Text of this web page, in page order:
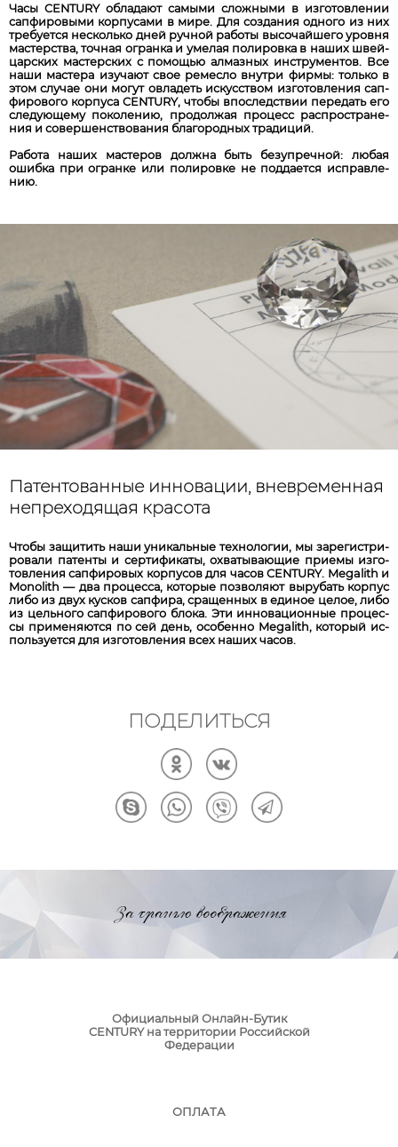
Ча­сы CENTURY об­ла­да­ют са­мы­ми слож­ны­ми в из­го­тов­ле­нии
сап­фи­ро­вы­ми кор­пу­са­ми в ми­ре. Для соз­да­ния од­но­го из них
тре­бу­ет­ся нес­коль­ко дней руч­ной ра­бо­ты вы­со­чай­ше­го уров­ня
мас­тер­ства, точ­ная ог­ран­ка и умел­ая по­ли­ров­ка в на­ших швей­
царс­ких мас­тер­ских с по­мо­щью ал­маз­ных ин­стру­мен­тов. Все
на­ши мас­те­ра изу­ча­ют свое ре­ме­сло внут­ри фир­мы: толь­ко в
этом слу­чае они мо­гут ов­ла­деть ис­кус­ством из­го­тов­ле­ния сап­
фи­ро­во­го кор­пу­са CENTURY, что­бы впос­ледст­вии пе­ре­дать его
сле­дую­ще­му по­ко­ле­нию, про­долж­ая про­цесс рас­про­стра­не­
ния и со­вер­шенст­во­ва­ния бла­го­род­ных тра­ди­ций.
Ра­бо­та на­ших мас­тер­ов долж­на быть без­уп­реч­ной: лю­бая
ошиб­ка при ог­ран­ке или по­ли­ров­ке не под­да­ет­ся исп­рав­ле­
нию.
Патентованные инновации, вневременная
непреходящая красота
Что­бы за­щи­тить на­ши уни­каль­ные тех­но­ло­гии, мы за­ре­гист­ри­
ро­ва­ли па­тен­ты и сер­ти­фи­ка­ты, ох­ва­ты­ва­ющ­ие при­емы из­го­
тов­ле­ния сап­фи­ро­вых кор­пу­сов для ча­сов CENTURY. Megalith и
Monolith — два про­цес­са, ко­то­рые поз­во­ля­ют вы­ру­бать кор­пус
ли­бо из двух кус­ков сап­фи­ра, сра­щен­ных в един­ое цел­ое, ли­бо
из цель­но­го сап­фи­ро­во­го бло­ка. Эти ин­но­ва­ци­он­ные про­цес­
сы при­ме­ня­ются по сей день, особ­ен­но Megalith, ко­то­рый ис­
поль­зу­ет­ся для из­го­тов­ле­ния всех на­ших ча­сов.
ПОДЕЛИТЬСЯ
За гранью воображения
Официальный Онлайн-Бутик
CENTURY на территории Российской
Федерации
ОПЛАТА